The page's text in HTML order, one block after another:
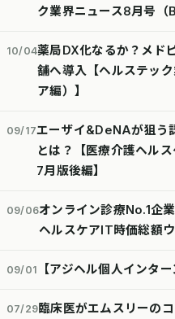
ク業界ニュース8月号（
10/04薬局DX化なるか？メド
舗へ導入【ヘルステッ
ア編）】
09/17エーザイ&DeNAが狙う
とは？【医療介護ヘル
7月版後編】
09/06オンライン診療No.1企
ヘルスケアIT時価総額
09/01 【アジヘル個人インタ
07/29臨床医がエムスリーの